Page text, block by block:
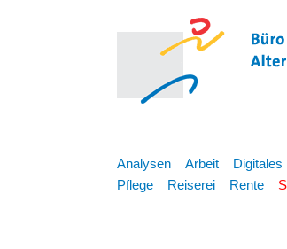
Analysen Arbeit Digitales
Pflege
Reiserei Rente